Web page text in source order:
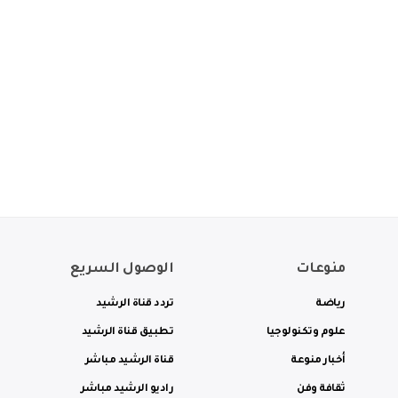
منوعات
رياضة
علوم وتكنولوجيا
أخبار منوعة
ثقافة وفن
الوصول السريع
تردد قناة الرشيد
تطبيق قناة الرشيد
قناة الرشيد مباشر
راديو الرشيد مباشر